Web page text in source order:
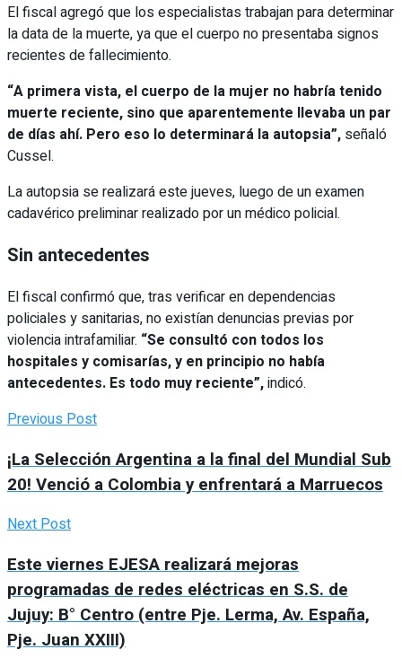
El fiscal agregó que los especialistas trabajan para determinar
la data de la muerte, ya que el cuerpo no presentaba signos
recientes de fallecimiento.
“A primera vista, el cuerpo de la mujer no habría tenido
muerte reciente, sino que aparentemente llevaba un par
de días ahí. Pero eso lo determinará la autopsia”, señaló
Cussel.
La autopsia se realizará este jueves, luego de un examen
cadavérico preliminar realizado por un médico policial.
Sin antecedentes
El fiscal confirmó que, tras verificar en dependencias
policiales y sanitarias, no existían denuncias previas por
violencia intrafamiliar. “Se consultó con todos los
hospitales y comisarías, y en principio no había
antecedentes. Es todo muy reciente”,indicó.
Previous Post
¡La Selección Argentina a la final del Mundial Sub
20! Venció a Colombia y enfrentará a Marruecos
Next Post
Este viernes EJESA realizará mejoras
programadas de redes eléctricas en S.S. de
Jujuy: B° Centro (entre Pje. Lerma, Av. España,
Pje. Juan XXIII)